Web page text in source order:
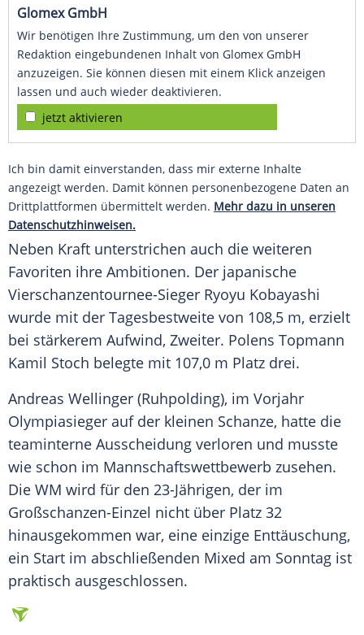
Glomex GmbH
Wir benötigen Ihre Zustimmung, um den von unserer
Redaktion eingebundenen Inhalt von Glomex GmbH
anzuzeigen. Sie können diesen mit einem Klick anzeigen
lassen und auch wieder deaktivieren.
jetzt aktivieren
Ich bin damit einverstanden, dass mir externe Inhalte
angezeigt werden. Damit können personenbezogene Daten an
Drittplattformen übermittelt werden. Mehr dazu in unseren
Datenschutzhinweisen.
Neben Kraft unterstrichen auch die weiteren
Favoriten ihre Ambitionen. Der japanische
Vierschanzentournee-Sieger Ryoyu Kobayashi
wurde mit der Tagesbestweite von 108,5 m, erzielt
bei stärkerem Aufwind, Zweiter. Polens Topmann
Kamil Stoch belegte mit 107,0 m Platz drei.
Andreas Wellinger (Ruhpolding), im Vorjahr
Olympiasieger auf der kleinen Schanze, hatte die
teaminterne Ausscheidung verloren und musste
wie schon im Mannschaftswettbewerb zusehen.
Die WM wird für den 23-Jährigen, der im
Großschanzen-Einzel nicht über Platz 32
hinausgekommen war, eine einzige Enttäuschung,
ein Start im abschließenden Mixed am Sonntag ist
praktisch ausgeschlossen.